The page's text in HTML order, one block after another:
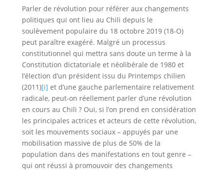
Parler de révolution pour référer aux changements
politiques qui ont lieu au Chili depuis le
soulèvement populaire du 18 octobre 2019 (18-O)
peut paraître exagéré. Malgré un processus
constitutionnel qui mettra sans doute un terme à la
Constitution dictatoriale et néolibérale de 1980 et
l’élection d’un président issu du Printemps chilien
(2011)[i] et d’une gauche parlementaire relativement
radicale, peut-on réellement parler d’une révolution
en cours au Chili ? Oui, si l’on prend en considération
les principales actrices et acteurs de cette révolution,
soit les mouvements sociaux – appuyés par une
mobilisation massive de plus de 50% de la
population dans des manifestations en tout genre –
qui ont réussi à promouvoir des changements